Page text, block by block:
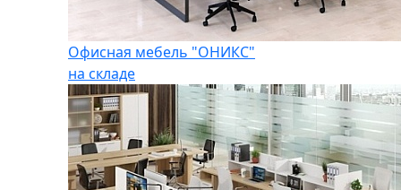
Офисная мебель "ОНИКС"
на складе